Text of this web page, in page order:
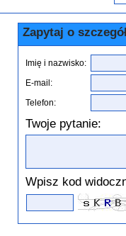
Zapytaj o
Imię i nazwisko:
E-mail:
Telefon:
Twoje pytanie:
Wpisz kod